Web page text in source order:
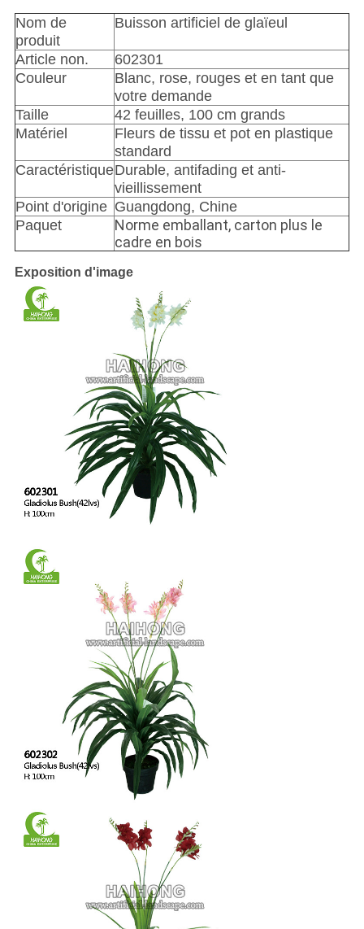
Nom de
produit
Buisson artificiel de glaïeul
Article non.
602301
Couleur
Blanc, rose, rouges et en tant que
votre demande
Taille
42 feuilles, 100 cm grands
Matériel
Fleurs de tissu et pot en plastique
standard
CaractéristiqueDurable, antifading et anti-
vieillissement
Point d'origine Guangdong, Chine
Paquet
Norme emballant, carton plus le
cadre en bois
Exposition d'image